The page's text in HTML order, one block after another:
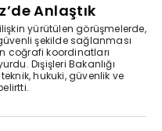
Anlaştık
yürütülen görüşmelerde,
şekilde sağlanması
coğrafi koordinatları
Dışişleri Bakanlığı
hukuki, güvenlik ve